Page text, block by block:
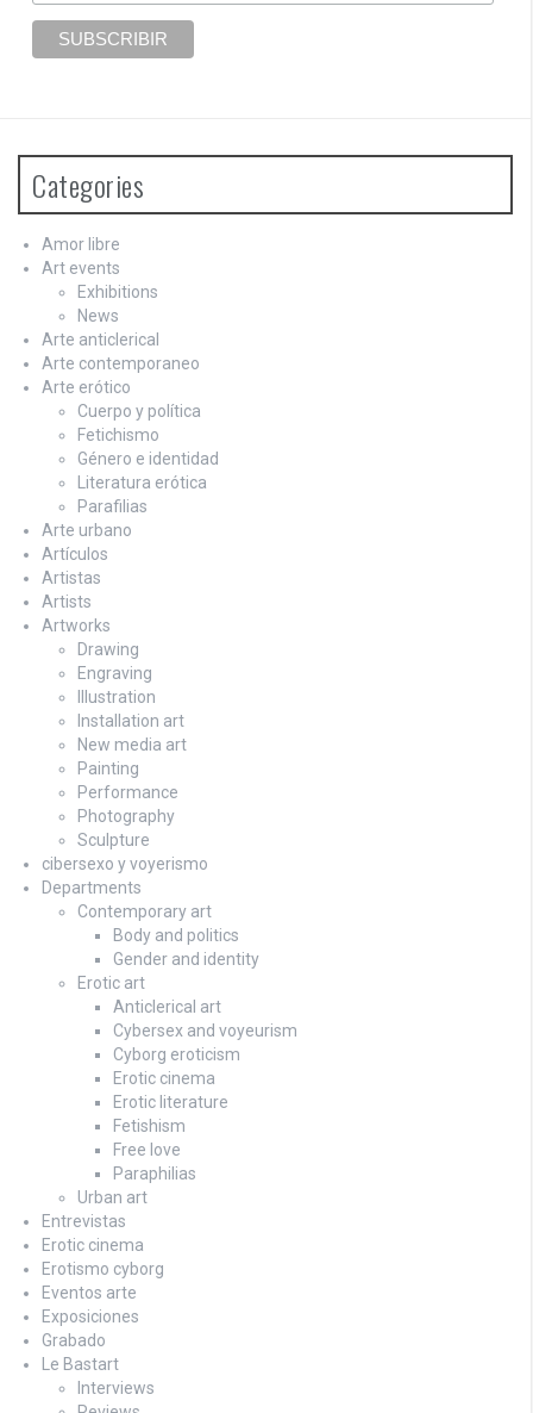
Categories
Amor libre
Art events
Exhibitions
News
Arte anticlerical
Arte contemporaneo
Arte erótico
Cuerpo y política
Fetichismo
Género e identidad
Literatura erótica
Parafilias
Arte urbano
Artículos
Artistas
Artists
Artworks
Drawing
Engraving
Illustration
Installation art
New media art
Painting
Performance
Photography
Sculpture
cibersexo y voyerismo
Departments
Contemporary art
Body and politics
Gender and identity
Erotic art
Anticlerical art
Cybersex and voyeurism
Cyborg eroticism
Erotic cinema
Erotic literature
Fetishism
Free love
Paraphilias
Urban art
Entrevistas
Erotic cinema
Erotismo cyborg
Eventos arte
Exposiciones
Grabado
Le Bastart
Interviews